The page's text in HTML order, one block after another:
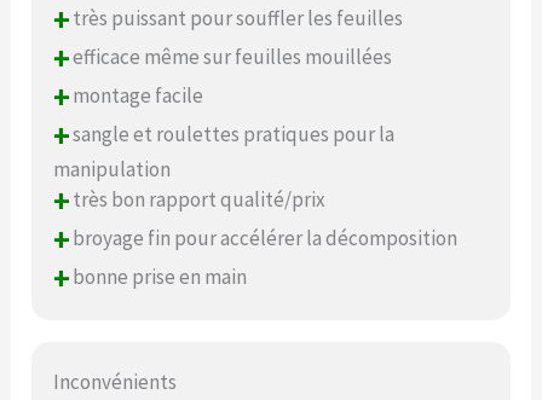
+très puissant pour souffler les feuilles
+efficace même sur feuilles mouillées
+montage facile
+sangle et roulettes pratiques pour la
manipulation
+très bon rapport qualité/prix
+broyage fin pour accélérer la décomposition
+bonne prise en main
Inconvénients